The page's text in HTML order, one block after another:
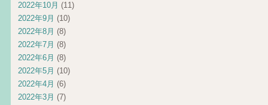
2022年10月 (11)
2022年9月 (10)
2022年8月 (8)
2022年7月 (8)
2022年6月 (8)
2022年5月 (10)
2022年4月 (6)
2022年3月 (7)